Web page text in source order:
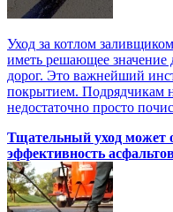
Уход за котлом
иметь решающее значение
дорог. Это важнейший
покрытием. Подрядчикам
недостаточно просто
Тщательный уход может
эффективность